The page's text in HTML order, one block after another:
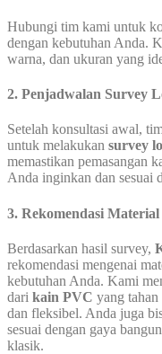
Hubungi tim kami untuk
dengan kebutuhan Anda.
warna, dan ukuran yang
2. Penjadwalan Survey
Setelah konsultasi awal,
untuk melakukan survey
memastikan pemasangan
Anda inginkan dan sesuai
3. Rekomendasi Material
Berdasarkan hasil survey,
rekomendasi mengenai
kebutuhan Anda. Kami
dari kain PVC yang
dan fleksibel. Anda juga
sesuai dengan gaya
klasik.